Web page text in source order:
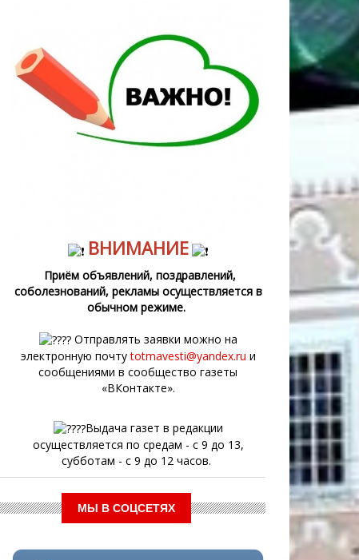
ВНИМАНИЕ
Приём объявлений, поздравлений,
соболезнований, рекламы осуществляется в
обычном режиме.
Отправлять заявки можно на
электронную почтуtotmavesti@yandex.ru и
сообщениями в сообщество газеты
«ВКонтакте».
Выдача газет в редакции
осуществляется по средам - с 9 до 13,
субботам - с 9 до 12 часов.
МЫ В СОЦСЕТЯХ